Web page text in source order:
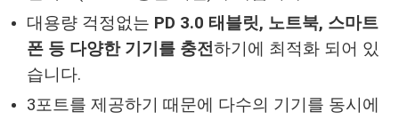
대용량 걱정없는 PD 3.0 태블릿, 노트북, 스마트
폰 등 다양한 기기를 충전하기에 최적화 되어 있
습니다.
3포트를 제공하기 때문에 다수의 기기를 동시에